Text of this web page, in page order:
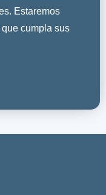
Estaremos
cumpla sus